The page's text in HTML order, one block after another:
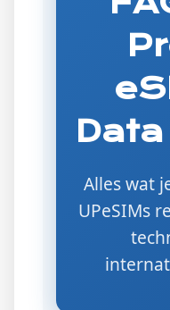
Alles wat
UPeSIMs